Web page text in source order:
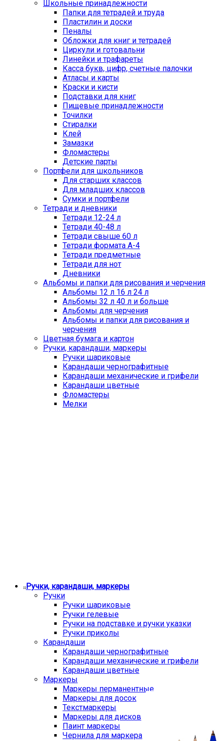
Школьные принадлежности
Папки для тетрадей и труда
Пластилин и доски
Пеналы
Обложки для книг и тетрадей
Циркули и готовальни
Линейки и трафареты
Касса букв, цифр, счетные палочки
Атласы и карты
Краски и кисти
Подставки для книг
Пищевые принадлежности
Точилки
Стиралки
Клей
Замазки
Фломастеры
Детские парты
Портфели для школьников
Для старших классов
Для младших классов
Сумки и портфели
Тетради и дневники
Тетради 12-24 л
Тетради 40-48 л
Тетради свыше 60 л
Тетради формата А-4
Тетради предметные
Тетради для нот
Дневники
Альбомы и папки для рисования и черчения
Альбомы 12 л 16 л 24 л
Альбомы 32 л 40 л и больше
Альбомы для черчения
Альбомы и папки для рисования и
черчения
Цветная бумага и картон
Ручки, карандаши, маркеры
Ручки шариковые
Карандаши чернографитные
Карандаши механические и грифели
Карандаши цветные
Фломастеры
Мелки
Ручки, карандаши, маркеры
Ручки
Ручки шариковые
Ручки гелевые
Ручки на подставке и ручки указки
Ручки приколы
Карандаши
Карандаши чернографитные
Карандаши механические и грифели
Карандаши цветные
Маркеры
Маркеры перманентные
Маркеры для досок
Текстмаркеры
Маркеры для дисков
Паинт маркеры
Чернила для маркера